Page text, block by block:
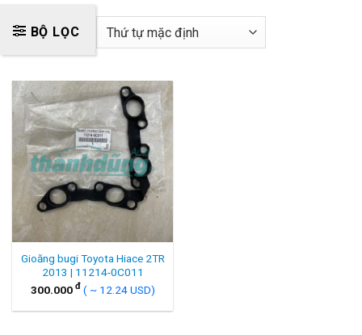
BỘ LỌC
Gioăng bugi Toyota Hiace 2TR
2013 | 11214-0C011
300.000 đ ( ~ 12.24 USD)